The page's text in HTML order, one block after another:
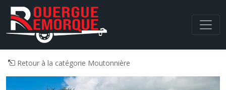
Navigation principale
Retour à la catégorie Moutonnière